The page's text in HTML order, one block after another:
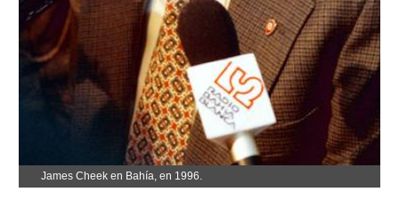
James Cheek en Bahía, en 1996.